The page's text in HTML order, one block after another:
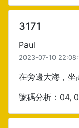
3171
Paul
2023-07-10
在旁邊大海，坐
號碼分析：04,